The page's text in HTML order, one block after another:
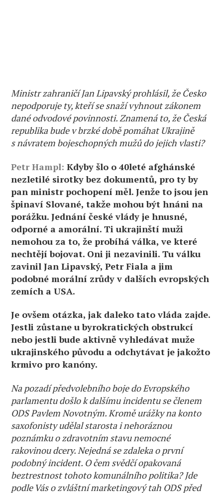
Ministr zahraničí Jan Lipavský prohlásil, že Česko
nepodporuje ty, kteří se snaží vyhnout zákonem
dané odvodové povinnosti. Znamená to, že Česká
republika bude v brzké době pomáhat Ukrajině
s návratem bojeschopných mužů do jejich vlasti?
Petr Hampl: Kdyby šlo o 40leté afghánské
nezletilé sirotky bez dokumentů, pro ty by
pan ministr pochopení měl. Jenže to jsou jen
špinaví Slované, takže mohou být hnáni na
porážku. Jednání české vlády je hnusné,
odporné a amorální. Ti ukrajinští muži
nemohou za to, že probíhá válka, ve které
nechtějí bojovat. Oni ji nezavinili. Tu válku
zavinil Jan Lipavský, Petr Fiala a jim
podobné morální zrůdy v dalších evropských
zemích a USA.
Je ovšem otázka, jak daleko tato vláda zajde.
Jestli zůstane u byrokratických obstrukcí
nebo jestli bude aktivně vyhledávat muže
ukrajinského původu a odchytávat je jakožto
krmivo pro kanóny.
Na pozadí předvolebního boje do Evropského
parlamentu došlo k dalšímu incidentu se členem
ODS Pavlem Novotným. Kromě urážky na konto
saxofonisty udělal starosta i nehoráznou
poznámku o zdravotním stavu nemocné
rakovinou dcery. Nejedná se zdaleka o první
podobný incident. O čem svědčí opakovaná
beztrestnost tohoto komunálního politika? Jde
podle Vás o zvláštní marketingový tah ODS před